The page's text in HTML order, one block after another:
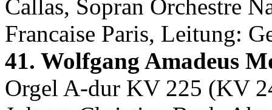
Callas, Sopran Orchestre
Francaise Paris, Leitung:
41. Wolfgang Amadeus
Orgel A-dur KV 225 (KV